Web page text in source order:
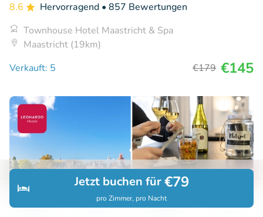
Suchen Buchungen
Jetzt buchen für€79
pro Zimmer, pro Nacht
8.6 Hervorragend • 857 Bewertungen
Townhouse Hotel Maastricht & Spa
Maastricht (19km)
Verkauft: 5
€179 €145